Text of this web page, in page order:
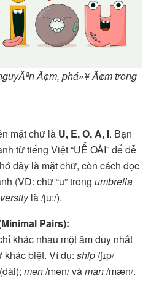
Ã¢m, phá»¥ Ã¢m trong
mặt chữ là U, E, O, A, I. Bạn
từ tiếng Việt “UỂ OẢI” để dễ
đây là mặt chữ, còn cách đọc
(VD: chữ “u” trongumbrella
là /ju:/).
Pairs):
khác nhau một âm duy nhất
khác biệt. Ví dụ:ship/ʃɪp/
(dài);men/men/ vàman/mæn/.